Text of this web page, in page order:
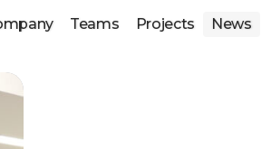
Teams Projects News